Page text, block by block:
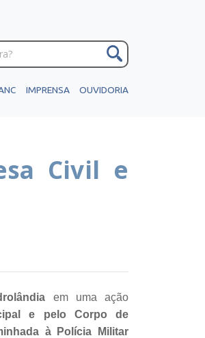
IMPRENSA OUVIDORIA
Civil e
em uma ação
e pelo Corpo de
à Polícia Militar